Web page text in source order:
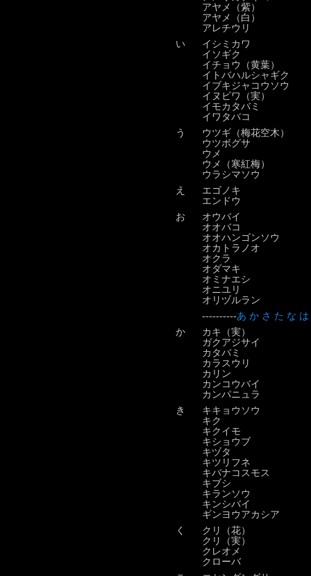
アヤメ（紫）
アヤメ（白）
アレチウリ
い
イシミカワ
イソギク
イチョウ（黄葉）
イトバハルシャギク
イブキジャコウソウ
イヌビワ（実）
イモカタバミ
イワタバコ
う
ウツギ（梅花空木）
ウツボグサ
ウメ
ウメ（寒紅梅）
ウラシマソウ
え
エゴノキ
エンドウ
お
オウバイ
オオバコ
オオハンゴンソウ
オカトラノオ
オクラ
オダマキ
オミナエシ
オニユリ
オリヅルラン
----------あ か さ た な は
か
カキ（実）
ガクアジサイ
カタバミ
カラスウリ
カリン
カンコウバイ
カンパニュラ
き
キキョウソウ
キク
キクイモ
キショウブ
キヅタ
キツリフネ
キバナコスモス
キブシ
キランソウ
キンシバイ
ギンヨウアカシア
く
クリ（花）
クリ（実）
クレオメ
クローバ